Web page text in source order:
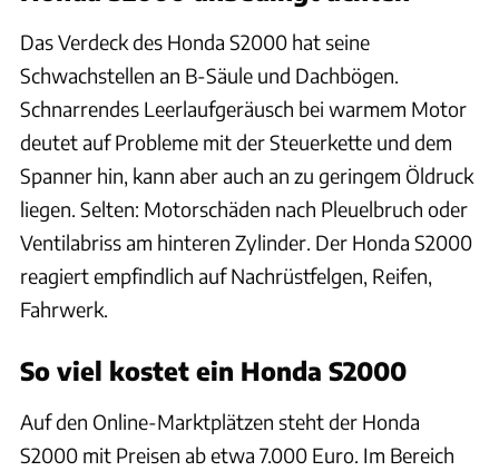
Das Verdeck des Honda S2000 hat seine
Schwachstellen an B-Säule und Dachbögen.
Schnarrendes Leerlaufgeräusch bei warmem Motor
deutet auf Probleme mit der Steuerkette und dem
Spanner hin, kann aber auch an zu geringem Öldruck
liegen. Selten: Motorschäden nach Pleuelbruch oder
Ventilabriss am hinteren Zylinder. Der Honda S2000
reagiert empfindlich auf Nachrüstfelgen, Reifen,
Fahrwerk.
So viel kostet ein Honda S2000
Auf den Online-Marktplätzen steht der Honda
S2000 mit Preisen ab etwa 7.000 Euro. Im Bereich